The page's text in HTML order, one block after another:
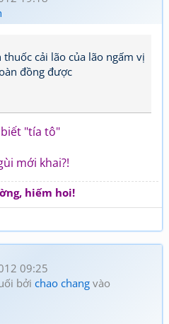
cải lão của lão ngấm vị
đồng được
"tía tô"
mới khai?!
hiếm hoi!
09:25
bởi chao chang vào